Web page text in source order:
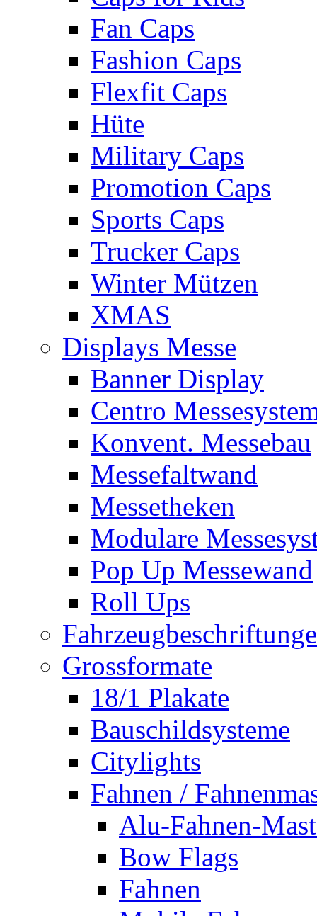
Fan Caps
Fashion Caps
Flexfit Caps
Hüte
Military Caps
Promotion Caps
Sports Caps
Trucker Caps
Winter Mützen
XMAS
Displays Messe
Banner Display
Centro
Konvent. Messebau
Messefaltwand
Messetheken
Modulare
Pop Up Messewand
Roll Ups
Grossformate
18/1 Plakate
Bauschildsysteme
Citylights
Fahnen /
Alu-Fahnen-
Bow Flags
Fahnen